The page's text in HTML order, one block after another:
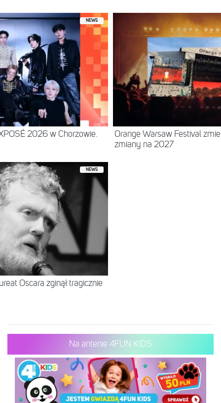
NEWS
2026 w Chorzowie.
Orange Warsaw Festival
zmiany na 2027
NEWS
Oscara zginął tragicznie
Na antenie 4FUN KIDS